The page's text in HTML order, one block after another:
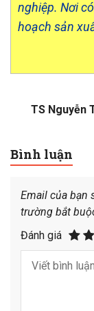
nghiệp. Nơi
hoạch sản
TS Nguyễn
Bình luận
Email của bạn
trường bắt
Đánh giá